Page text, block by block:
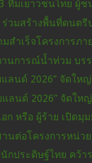
ทีมเยาวชนไทย ผู้ช
วมสร้างพื้นที่ดนตรี
สำเร็จโครงการภา
านการณ์น้ำท่วม บร
ลนด์ 2026” จัดให
ลนด์ 2026” จัดให
ก หรือ ผู้ร้าย เปิดมุ
นต่อโครงการหน่ว
กประดิษฐ์ไทย คว้า